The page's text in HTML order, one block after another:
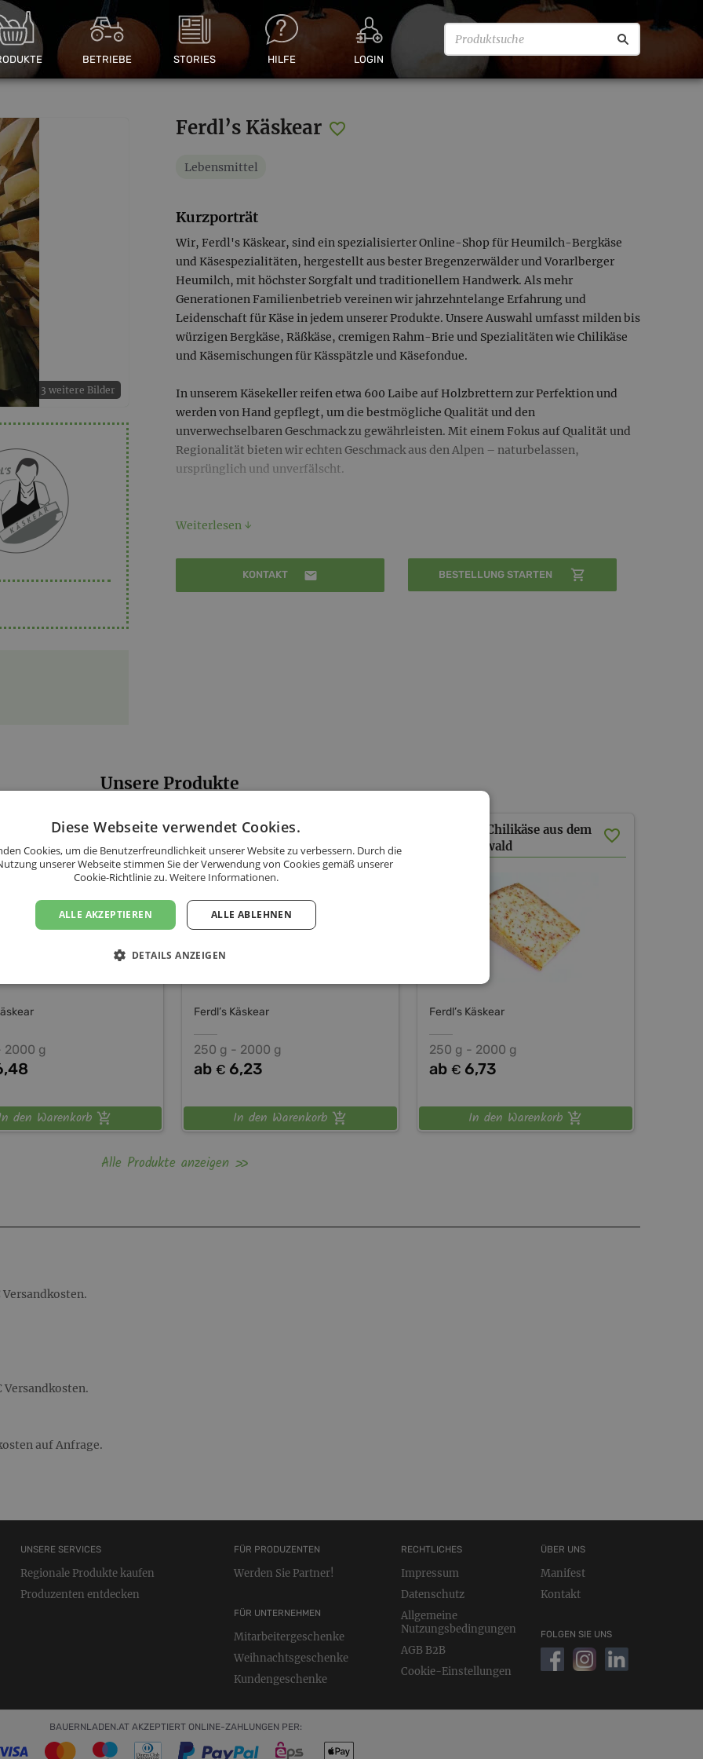
BETRIEBE STORIES HILFE LOGIN
3 weitere Bilder
Ferdl’s Käskear
Lebensmittel
Kurzporträt
Wir, Ferdl's Käskear, sind ein spezialisierter Online-Shop für Heumilch-Bergkäse
und Käsespezialitäten, hergestellt aus bester Bregenzerwälder und Vorarlberger
Heumilch, mit höchster Sorgfalt und traditionellem Handwerk. Als mehr
Generationen Familienbetrieb vereinen wir jahrzehntelange Erfahrung und
Leidenschaft für Käse in jedem unserer Produkte. Unsere Auswahl umfasst milden bis
würzigen Bergkäse, Räßkäse, cremigen Rahm-Brie und Spezialitäten wie Chilikäse
und Käsemischungen für Kässpätzle und Käsefondue.
In unserem Käsekeller reifen etwa 600 Laibe auf Holzbrettern zur Perfektion und
werden von Hand gepflegt, um die bestmögliche Qualität und den
unverwechselbaren Geschmack zu gewährleisten. Mit einem Fokus auf Qualität und
Regionalität bieten wir echten Geschmack aus den Alpen – naturbelassen,
ursprünglich und unverfälscht.
Bregenzerwald schätzen, stellen wir Käsepakete zusammen, die jedes
Erleben den authentischen Genuss und die Vielfalt unserer Bergkäse-Spezialitäten
Weiterlesen ↓
KONTAKT BESTELLUNG STARTEN
Unsere Produkte
Bergkäse
- Ferdl’s
2000 g
den Warenkorb
Ferdl's Reibkäse - Bester
Käse für Käsespätzle!
Ferdl’s Käskear
250 g - 2000 g
ab € 6,23
In den Warenkorb
Heumilch Chilikäse aus dem
Bregenzerwald
Ferdl’s Käskear
250 g - 2000 g
ab € 6,73
In den Warenkorb
Alle Produkte anzeigen
auf Anfrage.
UNSERE SERVICES
Regionale Produkte kaufen
Produzenten entdecken
FÜR PRODUZENTEN
Werden Sie Partner!
FÜR UNTERNEHMEN
Mitarbeitergeschenke
Weihnachtsgeschenke
Kundengeschenke
RECHTLICHES
Impressum
Datenschutz
Allgemeine
Nutzungsbedingungen
AGB B2B
Cookie-Einstellungen
ÜBER UNS
Manifest
Kontakt
FOLGEN SIE UNS
BAUERNLADEN.AT AKZEPTIERT ONLINE-ZAHLUNGEN PER:
Diese Webseite verwendet Cookies.
Cookies, um die Benutzerfreundlichkeit unserer Website zu verbessern. Durch die
unserer Webseite stimmen Sie der Verwendung von Cookies gemäß unserer
Cookie-Richtlinie zu.Weitere Informationen.
ALLE AKZEPTIEREN ALLE ABLEHNEN
DETAILS ANZEIGEN